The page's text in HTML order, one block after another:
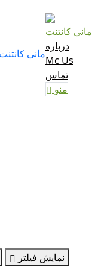
مانی کانتنت
درباره
Mc Us
تماس
منو
نمایش فیلتر